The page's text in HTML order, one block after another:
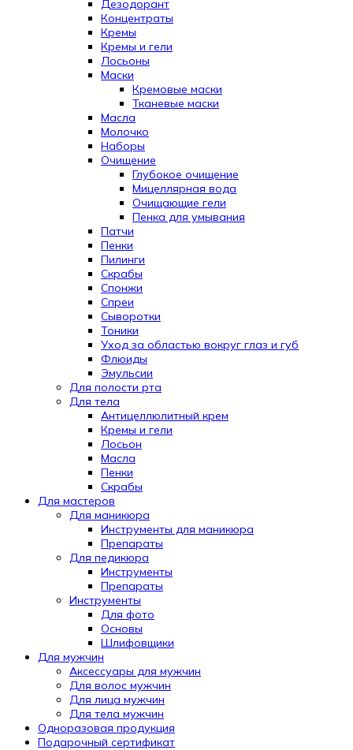
Дезодорант
Концентраты
Кремы
Кремы и гели
Лосьоны
Маски
Кремовые маски
Тканевые маски
Масла
Молочко
Наборы
Очищение
Глубокое очищение
Мицеллярная вода
Очищающие гели
Пенка для умывания
Патчи
Пенки
Пилинги
Скрабы
Спонжи
Спреи
Сыворотки
Тоники
Уход за областью вокруг глаз и губ
Флюиды
Эмульсии
Для полости рта
Для тела
Антицеллюлитный крем
Кремы и гели
Лосьон
Масла
Пенки
Скрабы
Для мастеров
Для маникюра
Инструменты для маникюра
Препараты
Для педикюра
Инструменты
Препараты
Инструменты
Для фото
Основы
Шлифовщики
Для мужчин
Аксессуары для мужчин
Для волос мужчин
Для лица мужчин
Для тела мужчин
Одноразовая продукция
Подарочный сертификат